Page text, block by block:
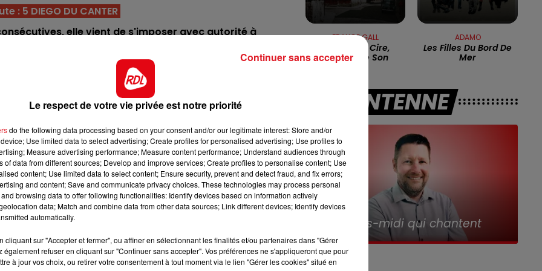
RDL & VOUS
13h00 - 16h00
LES APRÈS-MIDI QUI
: 5 DIEGO DU CANTER
elle vient de s'imposer avec autorité à
le choix d'E.Raffin dans ce quinté.
antérieurs et déferré des postérieurs, il ne cesse de
bien, c'est une première chance.
dèbut de mois. Il a ensuite été plus chanceux, finissant
sa lancée, sa place à l'arrivée
en or dernièrement en s'imposant dans le quinté
avec un bon parcours il doit finir dans les 5.
intéressant, à 870 e du plafond des gains, c'est une
de plus sans ses fers.
grand-chose, sauf le fait que ce n'est pas un gagneur.
des chances règulieres.
pour cette épreuve, en courant ferré et drivé par son
tout et c'est F.Nivard au sulky
FRANCE GALL
Poupée De Cire,
Poupée De Son
ADAMO
Les Filles Du Bord De
Mer
A L'ANTENNE
13h00 - 16h00 16h00 - 19h00
Le Jukebox RDL
Le respect de votre vie privée est notre priorité
do the following data processing based on your consent and/or our legitimate interest: Store and/or
Use limited data to select advertising; Create profiles for personalised advertising; Use profiles to
Measure advertising performance; Measure content performance; Understand audiences through
of data from different sources; Develop and improve services; Create profiles to personalise content; Use
content; Use limited data to select content; Ensure security, prevent and detect fraud, and fix errors;
and content; Save and communicate privacy choices. These technologies may process personal
browsing data to offer following functionalities: Identify devices based on information actively
data; Match and combine data from other data sources; Link different devices; Identify devices
automatically.
cliquant sur "Accepter et fermer", ou affiner en sélectionnant les finalités et/ou partenaires dans "Gérer
également refuser en cliquant sur "Continuer sans accepter". Vos préférences ne s'appliqueront que pour
à jour vos choix, ou retirer votre consentement à tout moment via le lien "Gérer les cookies" situé en
Continuer sans accepter